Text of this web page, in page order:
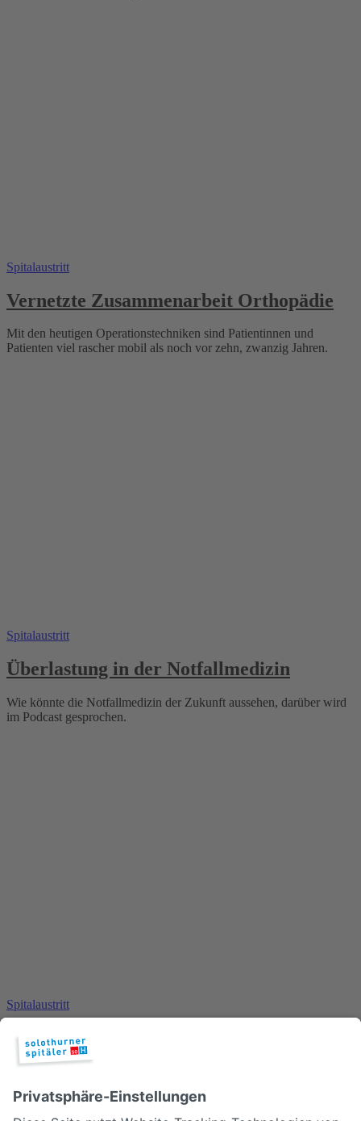
Spitalaustritt
Vernetzte Zusammenarbeit Orthopädie
Mit den heutigen Operationstechniken sind Patientinnen und
Patienten viel rascher mobil als noch vor zehn, zwanzig Jahren.
Spitalaustritt
Überlastung in der Notfallmedizin
Wie könnte die Notfallmedizin der Zukunft aussehen, darüber wird
im Podcast gesprochen.
Spitalaustritt
Pflege: Bei uns laufen Informationen
zusammen
Die Planung des Austritts fängt bei uns bereits beim Eintritt an.
Natürlich ist es ein grosser Unterschied, ob es sich um eine betagte